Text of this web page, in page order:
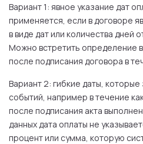
Вариант 1: явное указание дат
применяется, если в договоре
в виде дат или количества дней
Можно встретить определение
после подписания договора в
Вариант 2: гибкие даты, которые
событий, например в течение
после подписания акта
данных дата оплаты не
процент или сумма, которую